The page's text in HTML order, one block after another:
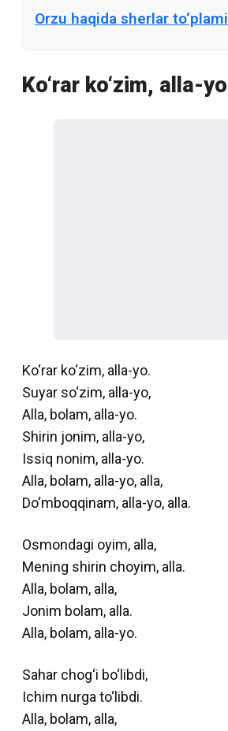
Orzu haqida sherlar to‘plami
Ko‘rar ko‘zim, alla-yo
Ko‘rar ko‘zim, alla-yo.
Suyar so‘zim, alla-yo,
Alla, bolam, alla-yo.
Shirin jonim, alla-yo,
Issiq nonim, alla-yo.
Alla, bolam, alla-yo, alla,
Do‘mboqqinam, alla-yo, alla.
Osmondagi oyim, alla,
Mening shirin choyim, alla.
Alla, bolam, alla,
Jonim bolam, alla.
Alla, bolam, alla-yo.
Sahar chog‘i bo‘libdi,
Ichim nurga to‘libdi.
Alla, bolam, alla,